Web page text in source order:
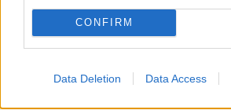
CONFIRM
Data Deletion Data Access